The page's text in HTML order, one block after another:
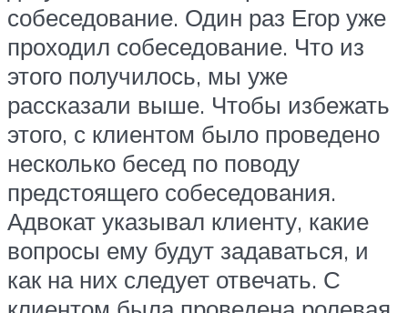
собеседование. Один раз Егор уже
проходил собеседование. Что из
этого получилось, мы уже
рассказали выше. Чтобы избежать
этого, с клиентом было проведено
несколько бесед по поводу
предстоящего собеседования.
Адвокат указывал клиенту, какие
вопросы ему будут задаваться, и
как на них следует отвечать. С